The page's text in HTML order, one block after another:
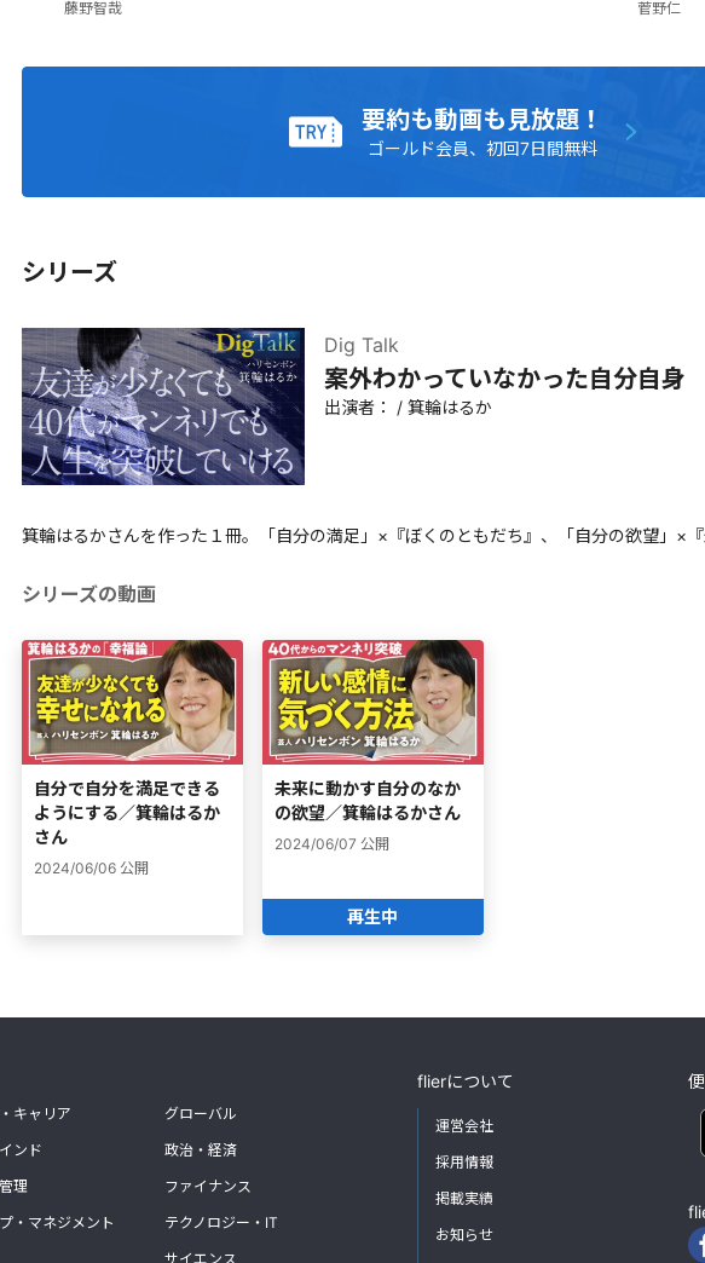
藤野智哉 菅野仁
要約も動画も見放題！
ゴールド会員、初回7日間無料
シリーズ
Dig Talk
案外わかっていなかった自分自身
出演者： / 箕輪はるか
箕輪はるかさんを作った１冊。「自分の満足」×『ぼくのともだち』、「自分の欲望」×
シリーズの動画
自分で自分を満足できる
ようにする／箕輪はるか
さん
2024/06/06 公開
未来に動かす自分のなか
の欲望／箕輪はるかさん
2024/06/07 公開
再生中
キャリア
ンド
理
・マネジメント
グローバル
政治・経済
ファイナンス
テクノロジー・IT
サイエンス
flierについて
運営会社
採用情報
掲載実績
お知らせ